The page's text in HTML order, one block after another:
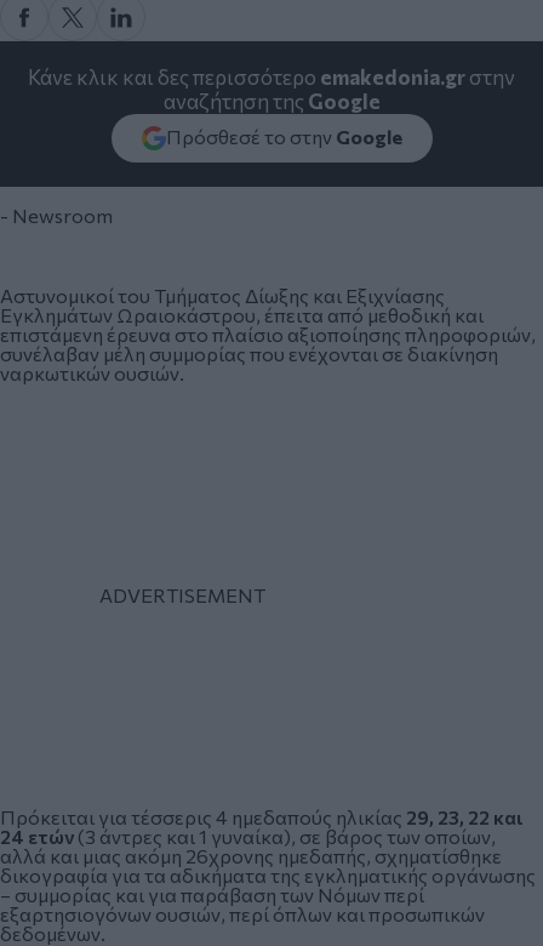
Κάνε κλικ και δες περισσότερο emakedonia.grστην
αναζήτηση της Google
Πρόσθεσέ το στην Google
- Newsroom
Αστυνομικοί του Τμήματος Δίωξης και Εξιχνίασης
Εγκλημάτων Ωραιοκάστρου, έπειτα από μεθοδική και
επιστάμενη έρευνα στο πλαίσιο αξιοποίησης πληροφοριών,
συνέλαβαν μέλη συμμορίας που ενέχονται σε διακίνηση
ναρκωτικών ουσιών.
Πρόκειται για τέσσερις 4 ημεδαπούς ηλικίας 29, 23, 22 και
24 ετών (3 άντρες και 1 γυναίκα), σε βάρος των οποίων,
αλλά και μιας ακόμη 26χρονης ημεδαπής, σχηματίσθηκε
δικογραφία για τα αδικήματα της εγκληματικής οργάνωσης
– συμμορίας και για παράβαση των Νόμων περί
εξαρτησιογόνων ουσιών, περί όπλων και προσωπικών
δεδομένων.